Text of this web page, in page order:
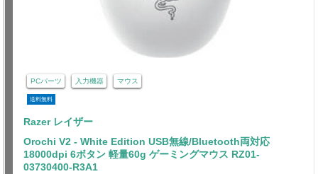
PCパーツ 入力機器 マウス
送料無料
Razer レイザー
Orochi V2 - White Edition USB無線/Bluetooth両対応
18000dpi 6ボタン 軽量60g ゲーミングマウス RZ01-
03730400-R3A1